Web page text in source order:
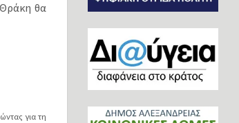
θα
για τη